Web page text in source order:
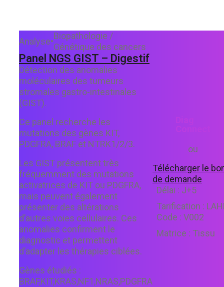
Analyse•
Biopathologie /
Génétique des cancers
Panel NGS GIST – Digestif
Détection des anomalies
moléculaires des tumeurs
stromales gastro-intestinales
(GIST).
Ce panel recherche les
mutations des gènes KIT,
PDGFRA, BRAF et NTRK1/2/3.
Les GIST présentent très
fréquemment des mutations
activatrices de KIT ou PDGFRA,
mais peuvent également
présenter des altérations
d’autres voies cellulaires. Ces
anomalies confirment le
diagnostic et permettent
d’adapter les thérapies ciblées.
Gènes étudiés :
BRAF,KIT,KRAS,NF1,NRAS,PDGFRA
ou
Télécharger le
de demande
Délai : J+5
Tarification :
Code : V002
Matrice : Tissu